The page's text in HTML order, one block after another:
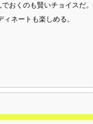
おくのも賢いチョイスだ。
ネートも楽しめる。